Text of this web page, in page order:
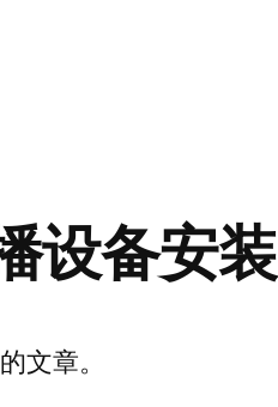
设备安装
文章。